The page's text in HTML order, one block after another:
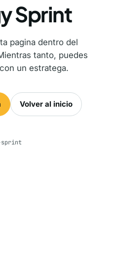
Sprint
pagina dentro del
tanto, puedes
un estratega.
Volver al inicio